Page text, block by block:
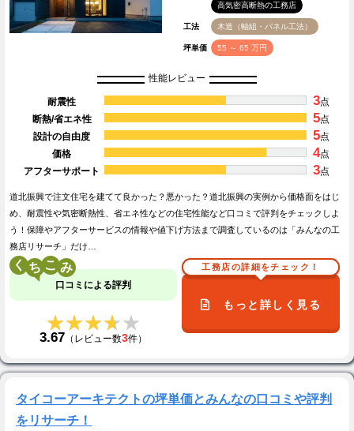
高気密高断熱の工務店
工法 木造（軸組・パネル工法）
坪単価 55 ～ 65 万円
性能レビュー
耐震性 3点
断熱/省エネ性
5点
設計の自由度
5点
価格
4点
アフターサポート
3点
道北振興で注文住宅を建てて良かった？悪かった？道北振興の実例から価格面をはじ
め、耐震性や気密断熱性、省エネ性などの住宅性能など口コミで評判をチェックしよ
う！保障やアフターサービスの情報や値下げ方法まで調査しているのは「みんなの工
務店リサーチ」だけ…
く こ
口コミによる評判
★★★★★
★★★★★
3.67 （レビュー数3件）
工務店の詳細をチェック！
もっと詳しく見る
タイコーアーキテクトの坪単価とみんなの口コミや評判
をリサーチ！